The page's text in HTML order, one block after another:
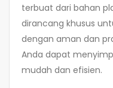
terbuat dari bahan
dirancang khusus
dengan aman dan
Anda dapat
mudah dan efisien.